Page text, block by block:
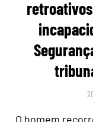
O homem